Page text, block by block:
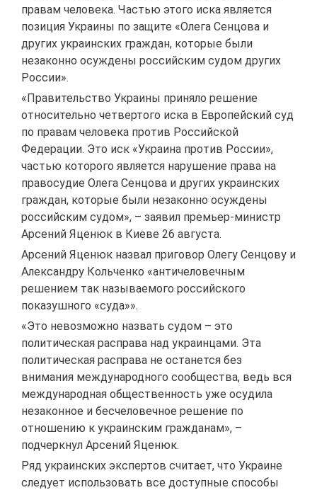
правам человека. Частью этого иска является
позиция Украины по защите «Олега Сенцова и
других украинских граждан, которые были
незаконно осуждены российским судом других
России».
«Правительство Украины приняло решение
относительно четвертого иска в Европейский суд
по правам человека против Российской
Федерации. Это иск «Украина против России»,
частью которого является нарушение права на
правосудие Олега Сенцова и других украинских
граждан, которые были незаконно осуждены
российским судом», – заявил премьер-министр
Арсений Яценюк в Киеве 26 августа.
Арсений Яценюк назвал приговор Олегу Сенцову и
Александру Кольченко «античеловечным
решением так называемого российского
показушного «суда»».
«Это невозможно назвать судом – это
политическая расправа над украинцами. Эта
политическая расправа не останется без
внимания международного сообщества, ведь вся
международная общественность уже осудила
незаконное и бесчеловечное решение по
отношению к украинским гражданам», –
подчеркнул Арсений Яценюк.
Ряд украинских экспертов считает, что Украине
следует использовать все доступные способы